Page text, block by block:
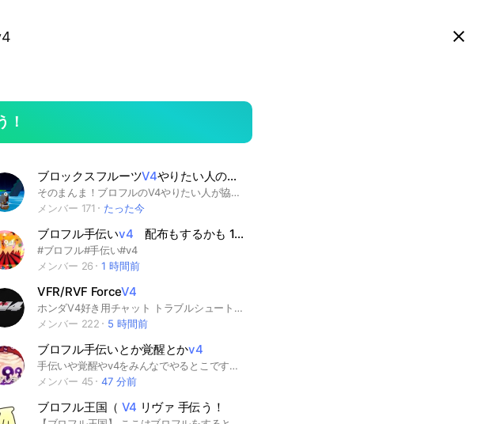
！
ブロックスフルーツV4やりたい人の助け合いオープンチャット！
そのまんま！ブロフルのV4やりたい人が協力してV4にしたり助け合うオープンチャット！(注意)このオープンチャットでは暴言や性的発言をした人は抜けさせられますのでやめてください🫡#ブロフル#ロブロックス#ブロックスフルーツ#bloxfluits
メンバー 171
たった今
ブロフル手伝いv4 配布もするかも 150人で狐配布！！
#ブロフル#手伝い#v4
メンバー 26
1 時間前
VFR/RVF ForceV4
ホンダV4好き用チャット トラブルシュートなど技術的な情報交換をはじめ、ワイワイと仲間が増えたらと思います。 特にルールは設けていませんが、参加される方はノートをご一読下さい。
メンバー 222
5 時間前
ブロフル手伝いとか覚醒とかv4
手伝いや覚醒やv4をみんなでやるとこです、宣伝とかするならメンションして一言言ってねー
メンバー 45
47 分前
ブロフル王国（ V4 リヴァ 手伝う！